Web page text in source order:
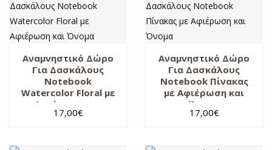
Αναμνηστικό Δώρο
Για Δασκάλους
Notebook
Watercolor Floral με
Αφιέρωση και
Όνομα
17,00€
Αναμνηστικό Δώρο
Για Δασκάλους
Notebook Πίνακας
με Αφιέρωση και
Όνομα
17,00€